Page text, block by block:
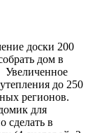
доски 200
дом в
до 250
регионов.
для
сделать в